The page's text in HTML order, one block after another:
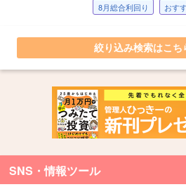
8月総合利回り
おす
絞り込み検索はこち
SNS・情報ツール